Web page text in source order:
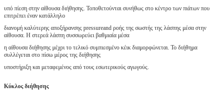
υπό πίεση στην αίθουσα διήθησης. Τοποθετούνται συνήθως στο κέντρο των πιάτων που
επιτρέπει έναν κατάλληλο
διανομή καλύτερης αποξήρανσης pressureand ροής της σωστής της λάσπης μέσα στην
αίθουσα. Η στερεά λάσπη συσσωρεύει βαθμιαία μέσα
η αίθουσα διήθησης μέχρι το τελικό συμπιεσμένο κέικ διαμορφώνεται. Το διήθημα
συλλέγεται στο πίσω μέρος της διήθησης
υποστήριξη και μεταφεμένος από τους εσωτερικούς αγωγούς.
Κύκλος διήθησης